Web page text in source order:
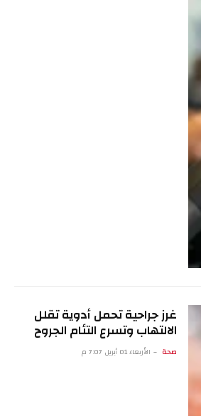
غرز جراحية تحمل أدوية تقلل
الالتهاب وتسرع التئام الجروح
صحة الأربعاء 01 أبريل 7:07 م